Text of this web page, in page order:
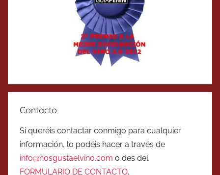
Contacto
Si queréis contactar conmigo para cualquier
información, lo podéis hacer a través de
info@nosgustaelvino.com o des del
FORMULARIO DE CONTACTO.